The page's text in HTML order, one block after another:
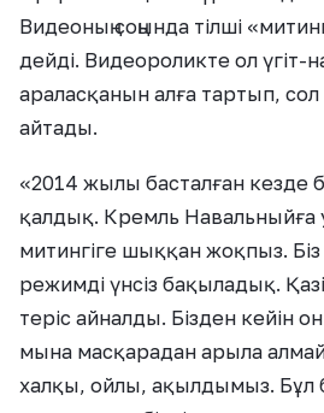
Видеоның соңында тілші
дейді. Видеороликте ол үгіт-
араласқанын алға тартып, сол
айтады.
«2014 жылы басталған кезде
қалдық. Кремль Навальныйға
митингіге шыққан жоқпыз.
режимді үнсіз бақыладық.
теріс айналды. Бізден кейін
мына масқарадан арыла
халқы, ойлы, ақылдымыз. Бұл